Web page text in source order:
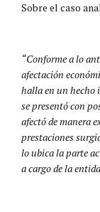
Sobre el caso
“Conforme a lo
afectación
halla en un hecho
se presentó con
afectó de manera
prestaciones
lo ubica la parte
a cargo de la